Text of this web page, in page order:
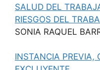
SALUD DEL
RIESGOS DEL
SONIA RAQUEL
INSTANCIA PREVIA,